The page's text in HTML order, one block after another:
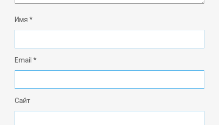
Имя *
Email *
Сайт